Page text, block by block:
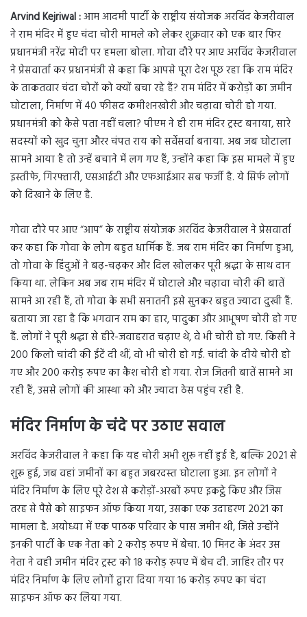
Arvind Kejriwal :आम आदमी पार्टी के राष्ट्रीय संयोजक अरविंद केजरीवाल
ने राम मंदिर में हुए चंदा चोरी मामले को लेकर शुक्रवार को एक बार फिर
प्रधानमंत्री नरेंद्र मोदी पर हमला बोला. गोवा दौरे पर आए अरविंद केजरीवाल
ने प्रेसवार्ता कर प्रधानमंत्री से कहा कि आपसे पूरा देश पूछ रहा कि राम मंदिर
के ताकतवार चंदा चोरों को क्यों बचा रहे हैं? राम मंदिर में करोड़ों का जमीन
घोटाला, निर्माण में 40 फीसद कमीशनखोरी और चढ़ावा चोरी हो गया.
प्रधानमंत्री को कैसे पता नहीं चला? पीएम ने ही राम मंदिर ट्रस्ट बनाया, सारे
सदस्यों को खुद चुना औरर चंपत राय को सर्वेसर्वा बनाया. अब जब घोटाला
सामने आया है तो उन्हें बचाने में लग गए हैं, उन्होंने कहा कि इस मामले में हुए
इस्तीफे, गिरफ्तारी, एसआईटी और एफआईआर सब फर्जी है. ये सिर्फ लोगों
को दिखाने के लिए है.
गोवा दौरे पर आए “आप” के राष्ट्रीय संयोजक अरविंद केजरीवाल ने प्रेसवार्ता
कर कहा कि गोवा के लोग बहुत धार्मिक हैं. जब राम मंदिर का निर्माण हुआ,
तो गोवा के हिंदुओं ने बढ़-चढ़कर और दिल खोलकर पूरी श्रद्धा के साथ दान
किया था. लेकिन अब जब राम मंदिर में घोटाले और चढ़ावा चोरी की बातें
सामने आ रही हैं, तो गोवा के सभी सनातनी इसे सुनकर बहुत ज्यादा दुखी हैं.
बताया जा रहा है कि भगवान राम का हार, पादुका और आभूषण चोरी हो गए
हैं. लोगों ने पूरी श्रद्धा से हीरे-जवाहरात चढ़ाए थे, वे भी चोरी हो गए. किसी ने
200 किलो चांदी की ईंटें दी थीं, वो भी चोरी हो गईं. चांदी के दीये चोरी हो
गए और 200 करोड़ रुपए का कैश चोरी हो गया. रोज जितनी बातें सामने आ
रही हैं, उससे लोगों की आस्था को और ज्यादा ठेस पहुंच रही है.
मंदिर निर्माण के चंदे पर उठाए सवाल
अरविंद केजरीवाल ने कहा कि यह चोरी अभी शुरू नहीं हुई है, बल्कि 2021 से
शुरू हुई, जब वहां जमीनों का बहुत जबरदस्त घोटाला हुआ. इन लोगों ने
मंदिर निर्माण के लिए पूरे देश से करोड़ों-अरबों रुपए इकट्ठे किए और जिस
तरह से पैसे को साइफन ऑफ किया गया, उसका एक उदाहरण 2021 का
मामला है. अयोध्या में एक पाठक परिवार के पास जमीन थी, जिसे उन्होंने
इनकी पार्टी के एक नेता को 2 करोड़ रुपए में बेचा. 10 मिनट के अंदर उस
नेता ने वही जमीन मंदिर ट्रस्ट को 18 करोड़ रुपए में बेच दी. जाहिर तौर पर
मंदिर निर्माण के लिए लोगों द्वारा दिया गया 16 करोड़ रुपए का चंदा
साइफन ऑफ कर लिया गया.